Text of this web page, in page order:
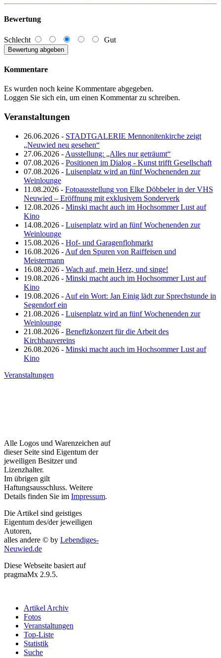
Bewertung
Schlecht Gut
Kommentare
Es wurden noch keine Kommentare abgegeben.
Loggen Sie sich ein, um einen Kommentar zu schreiben.
Veranstaltungen
26.06.2026 - STADTGALERIE Mennonitenkirche zeigt
„Neuwied neu gesehen“
27.06.2026 - Ausstellung: „Alles nur geträumt“
07.08.2026 - Positionen im Dialog - Kunst trifft Gesellschaft
07.08.2026 - Luisenplatz wird an fünf Wochenenden zur
Weinlounge
11.08.2026 - Fotoausstellung von Elke Döbbeler in der VHS
Neuwied – Eröffnung mit exklusivem Sonderverk
12.08.2026 - Minski macht auch im Hochsommer Lust auf
Kino
14.08.2026 - Luisenplatz wird an fünf Wochenenden zur
Weinlounge
15.08.2026 - Hof- und Garagenflohmarkt
16.08.2026 - Auf den Spuren von Raiffeisen und
Meistermann
16.08.2026 - Wach auf, mein Herz, und singe!
19.08.2026 - Minski macht auch im Hochsommer Lust auf
Kino
19.08.2026 - Auf ein Wort: Jan Einig lädt zur Sprechstunde in
Segendorf ein
21.08.2026 - Luisenplatz wird an fünf Wochenenden zur
Weinlounge
21.08.2026 - Benefizkonzert für die Arbeit des
Kirchbauvereins
26.08.2026 - Minski macht auch im Hochsommer Lust auf
Kino
Veranstaltungen
Alle Logos und Warenzeichen auf
dieser Seite sind Eigentum der
jeweiligen Besitzer und
Lizenzhalter.
Im übrigen gilt
Haftungsausschluss. Weitere
Details finden Sie im Impressum.
Die Artikel sind geistiges
Eigentum des/der jeweiligen
Autoren,
alles andere © by Lebendiges-
Neuwied.de
Diese Webseite basiert auf
pragmaMx 2.9.5.
Artikel Archiv
Fotos
Veranstaltungen
Top-Liste
Statistik
Suche